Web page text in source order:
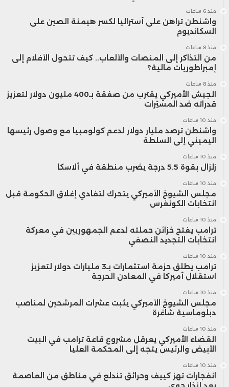
منذ 6 ساعات
واشنطن تراهن على أستراليا لكسر هيمنة الصين على
السكانديوم
منذ 8 ساعات
من التذاكر إلى المنصات والألعاب.. كيف تتحول الأفلام إلى
إمبراطوريات مالية؟
منذ 8 ساعات
الجيش الأميركي يقترب من صفقة بـ400 مليون دولار لتعزيز
قدراته ضد المسيّرات
منذ 10 ساعات
واشنطن ترصد مليار دولار لدعم كولومبيا مع وصول رئيسها
اليميني إلى السلطة
منذ 10 ساعات
زلزال بقوة 5.5 درجة يضرب منطقة في ألاسكا
منذ 10 ساعات
مجلس الشيوخ الأميركي يتحرك لتفادي إغلاق الحكومة قبل
انتخابات الكونغرس
منذ 10 ساعات
ترامب يفتح خزائن حملته لدعم الجمهوريين في معركة
انتخابات التجديد النصفي
منذ 10 ساعات
ترامب يطلق حزمة استثمارات بـ3 مليارات دولار لتعزيز
استقلال أميركا في المعادن الحرجة
منذ 10 ساعات
مجلس الشيوخ الأميركي يثبت عشرات المرشحين لمناصب
دبلوماسية شاغرة
منذ 10 ساعات
القضاء الأميركي يعرقل مشروع قاعة ترامب في البيت
الأبيض والرئيس يتجه إلى المحكمة العليا
منذ 10 ساعات
انفجارات تهز كييف وحرائق تندلع في مناطق من العاصمة